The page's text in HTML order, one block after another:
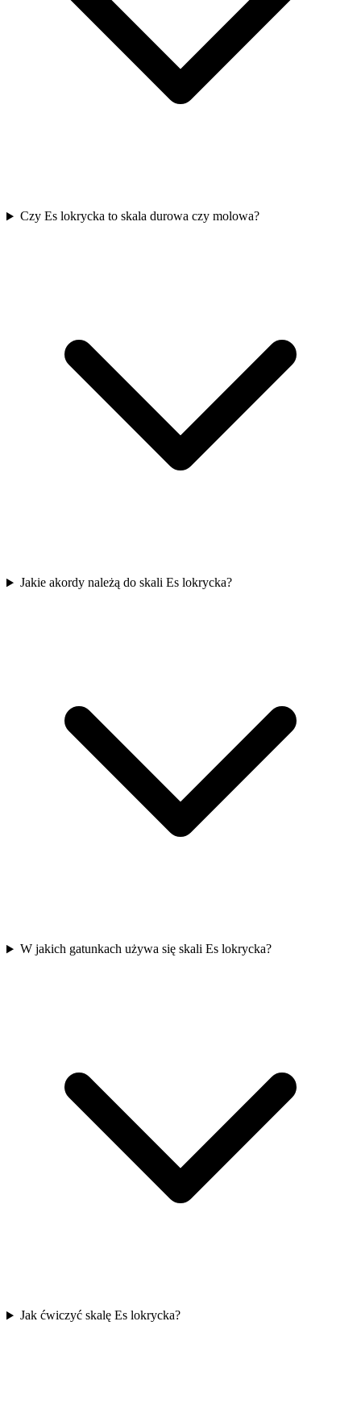
Czy Es lokrycka to skala durowa czy molowa?
Jakie akordy należą do skali Es lokrycka?
W jakich gatunkach używa się skali Es lokrycka?
Jak ćwiczyć skalę Es lokrycka?